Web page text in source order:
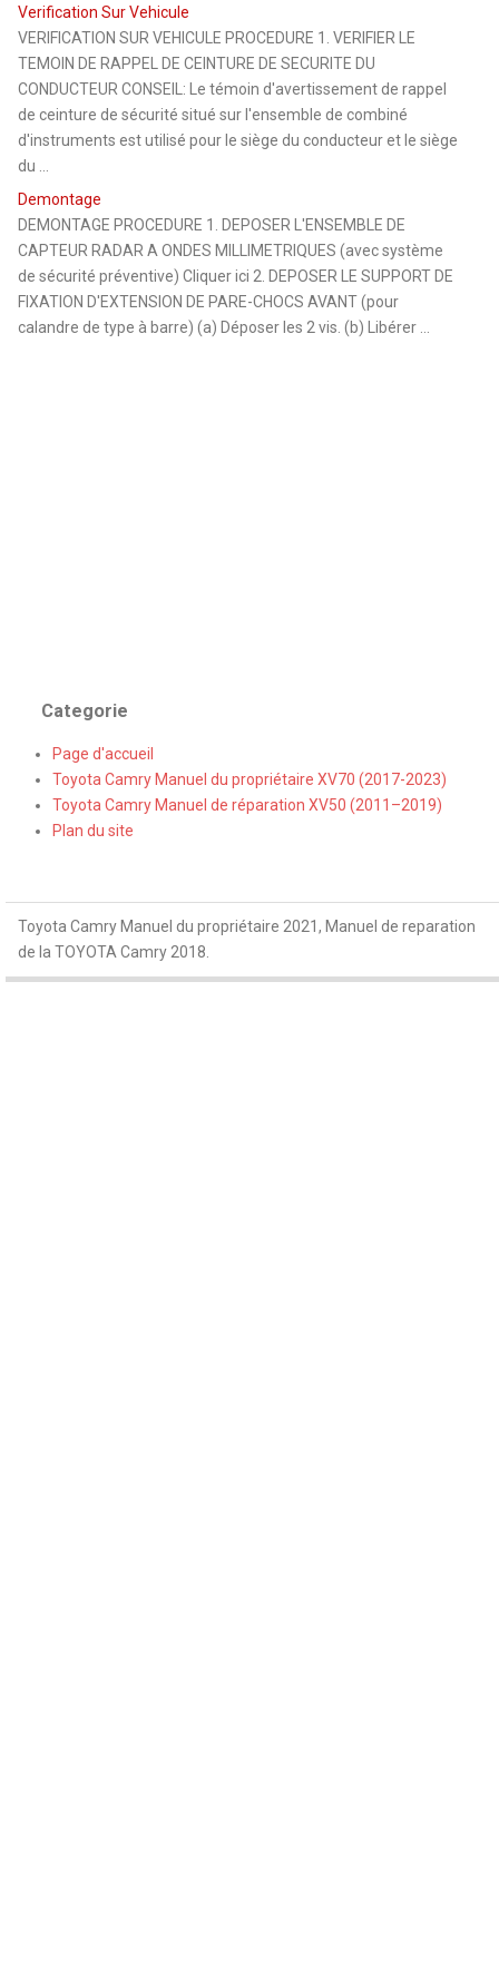
Verification Sur Vehicule
VERIFICATION SUR VEHICULE PROCEDURE 1. VERIFIER LE
TEMOIN DE RAPPEL DE CEINTURE DE SECURITE DU
CONDUCTEUR CONSEIL: Le témoin d'avertissement de rappel
de ceinture de sécurité situé sur l'ensemble de combiné
d'instruments est utilisé pour le siège du conducteur et le siège
du ...
Demontage
DEMONTAGE PROCEDURE 1. DEPOSER L'ENSEMBLE DE
CAPTEUR RADAR A ONDES MILLIMETRIQUES (avec système
de sécurité préventive) Cliquer ici 2. DEPOSER LE SUPPORT DE
FIXATION D'EXTENSION DE PARE-CHOCS AVANT (pour
calandre de type à barre) (a) Déposer les 2 vis. (b) Libérer ...
Categorie
Page d'accueil
Toyota Camry Manuel du propriétaire XV70 (2017-2023)
Toyota Camry Manuel de réparation XV50 (2011–2019)
Plan du site
Toyota Camry Manuel du propriétaire 2021, Manuel de reparation
de la TOYOTA Camry 2018.